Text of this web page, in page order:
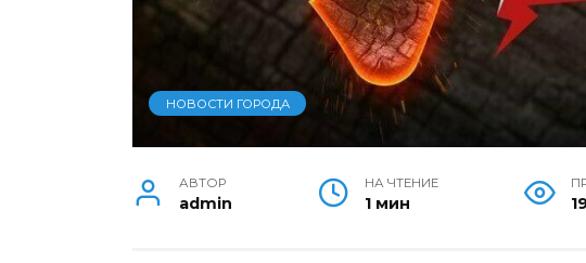
НОВОСТИ ГОРОДА
АВТОР
admin
НА ЧТЕНИЕ
1 мин